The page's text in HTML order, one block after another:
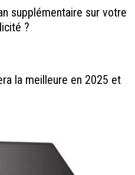
supplémentaire sur votre
?
la meilleure en 2025 et